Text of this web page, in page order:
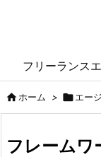
フリーランス
ホーム > エー
フレームワ